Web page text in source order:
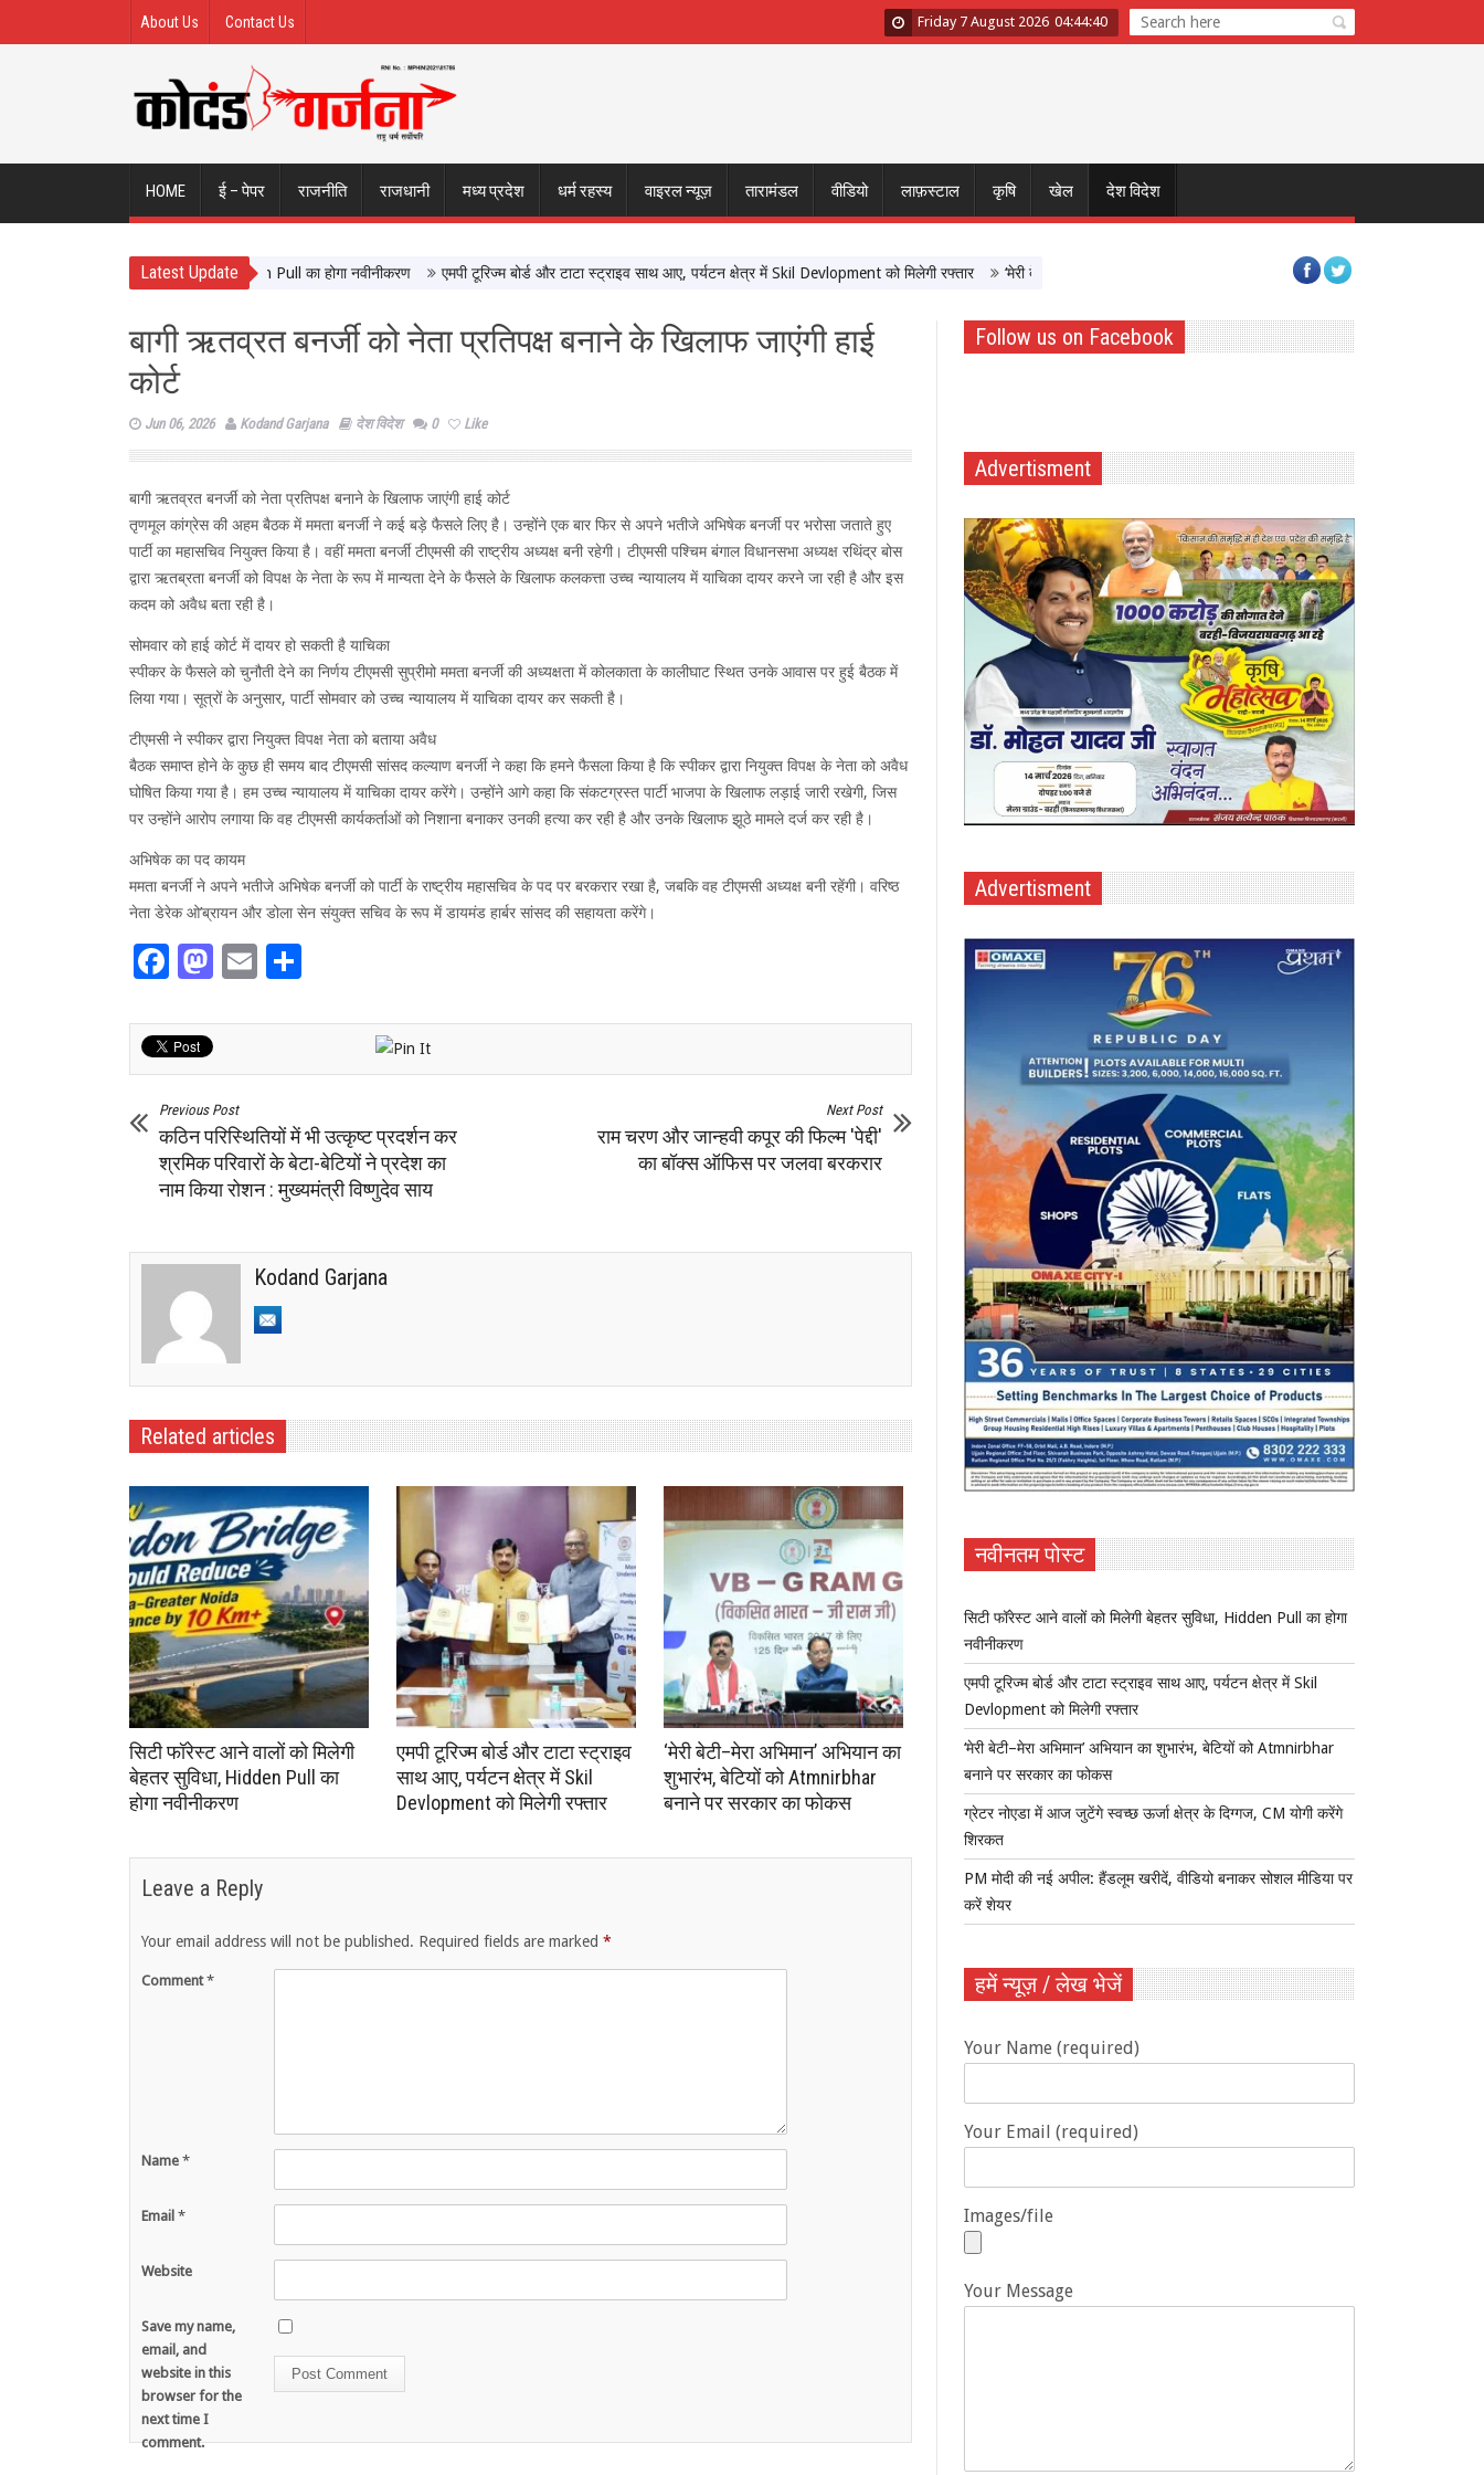
About Us Contact Us Friday 7 August 2026 04:44:40
HOME ई – पेपर राजनीति राजधानी मध्य प्रदेश धर्म रहस्य वाइरल न्यूज़ तारामंडल वीडियो लाफ़स्टाल कृषि खेल देश विदेश
Latest Update
वालों को मिलेगी बेहतर सुविधा, Hidden Pull का होगा नवीनीकरण एमपी टूरिज्म बोर्ड और टाटा स्ट्राइव साथ आए, पर्यटन क्षेत्र में Skil Devlopment को मिलेगी रफ्तार ‘मेरी बेटी–मेरा अभिमान’ अभियान का शुभारंभ, बेटियों को Atmnirbhar बनाने पर सरकार का
बागी ऋतव्रत बनर्जी को नेता प्रतिपक्ष बनाने के खिलाफ जाएंगी हाई
कोर्ट
Jun 06, 2026 Kodand Garjana देश विदेश 0 Like
बागी ऋतव्रत बनर्जी को नेता प्रतिपक्ष बनाने के खिलाफ जाएंगी हाई कोर्ट
तृणमूल कांग्रेस की अहम बैठक में ममता बनर्जी ने कई बड़े फैसले लिए है। उन्होंने एक बार फिर से अपने भतीजे अभिषेक बनर्जी पर भरोसा जताते हुए
पार्टी का महासचिव नियुक्त किया है। वहीं ममता बनर्जी टीएमसी की राष्ट्रीय अध्यक्ष बनी रहेगी। टीएमसी पश्चिम बंगाल विधानसभा अध्यक्ष रथिंद्र बोस
द्वारा ऋतब्रता बनर्जी को विपक्ष के नेता के रूप में मान्यता देने के फैसले के खिलाफ कलकत्ता उच्च न्यायालय में याचिका दायर करने जा रही है और इस
कदम को अवैध बता रही है।
सोमवार को हाई कोर्ट में दायर हो सकती है याचिका
स्पीकर के फैसले को चुनौती देने का निर्णय टीएमसी सुप्रीमो ममता बनर्जी की अध्यक्षता में कोलकाता के कालीघाट स्थित उनके आवास पर हुई बैठक में
लिया गया। सूत्रों के अनुसार, पार्टी सोमवार को उच्च न्यायालय में याचिका दायर कर सकती है।
टीएमसी ने स्पीकर द्वारा नियुक्त विपक्ष नेता को बताया अवैध
बैठक समाप्त होने के कुछ ही समय बाद टीएमसी सांसद कल्याण बनर्जी ने कहा कि हमने फैसला किया है कि स्पीकर द्वारा नियुक्त विपक्ष के नेता को अवैध
घोषित किया गया है। हम उच्च न्यायालय में याचिका दायर करेंगे। उन्होंने आगे कहा कि संकटग्रस्त पार्टी भाजपा के खिलाफ लड़ाई जारी रखेगी, जिस
पर उन्होंने आरोप लगाया कि वह टीएमसी कार्यकर्ताओं को निशाना बनाकर उनकी हत्या कर रही है और उनके खिलाफ झूठे मामले दर्ज कर रही है।
अभिषेक का पद कायम
ममता बनर्जी ने अपने भतीजे अभिषेक बनर्जी को पार्टी के राष्ट्रीय महासचिव के पद पर बरकरार रखा है, जबकि वह टीएमसी अध्यक्ष बनी रहेंगी। वरिष्ठ
नेता डेरेक ओ’ब्रायन और डोला सेन संयुक्त सचिव के रूप में डायमंड हार्बर सांसद की सहायता करेंगे।
Facebook
Mastodon
Email
Previous Post
कठिन परिस्थितियों में भी उत्कृष्ट प्रदर्शन कर
श्रमिक परिवारों के बेटा-बेटियों ने प्रदेश का
नाम किया रोशन : मुख्यमंत्री विष्णुदेव साय
Next Post
राम चरण और जान्हवी कपूर की फिल्म 'पेद्दी'
का बॉक्स ऑफिस पर जलवा बरकरार
Kodand Garjana
Related articles
सिटी फॉरेस्ट आने वालों को मिलेगी
बेहतर सुविधा, Hidden Pull का
होगा नवीनीकरण
एमपी टूरिज्म बोर्ड और टाटा स्ट्राइव
साथ आए, पर्यटन क्षेत्र में Skil
Devlopment को मिलेगी रफ्तार
‘मेरी बेटी–मेरा अभिमान’ अभियान का
शुभारंभ, बेटियों को Atmnirbhar
बनाने पर सरकार का फोकस
Leave a Reply
Your email address will not be published. Required fields are marked *
Comment*
Name *
Email *
Website
Save my name,
email, and
website in this
browser for the
next time I
comment.
Follow us on Facebook
Advertisment
Advertisment
नवीनतम पोस्ट
सिटी फॉरेस्ट आने वालों को मिलेगी बेहतर सुविधा, Hidden Pull का होगा
नवीनीकरण
एमपी टूरिज्म बोर्ड और टाटा स्ट्राइव साथ आए, पर्यटन क्षेत्र में Skil
Devlopment को मिलेगी रफ्तार
‘मेरी बेटी–मेरा अभिमान’ अभियान का शुभारंभ, बेटियों को Atmnirbhar
बनाने पर सरकार का फोकस
ग्रेटर नोएडा में आज जुटेंगे स्वच्छ ऊर्जा क्षेत्र के दिग्गज, CM योगी करेंगे
शिरकत
PM मोदी की नई अपील: हैंडलूम खरीदें, वीडियो बनाकर सोशल मीडिया पर
करें शेयर
हमें न्यूज़ / लेख भेजें
Your Name (required)
Your Email (required)
Images/file
Your Message